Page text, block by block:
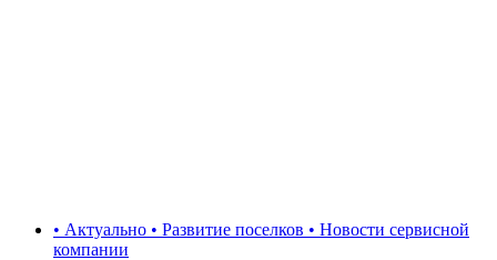
• Актуально • Развитие поселков • Новости сервисной
компании